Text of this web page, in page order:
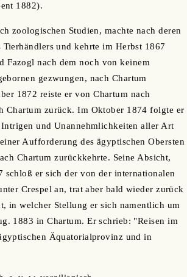
1882).
zoologischen Studien, machte nach deren
und kehrte im Herbst 1867
Fazogl nach dem noch von keinem
gezwungen, nach Chartum
1872 reiste er von Chartum nach
Chartum zurück. Im Oktober 1874 folgte er
und Unannehmlichkeiten aller Art
Aufforderung des ägyptischen Obersten
Chartum zurückkehrte. Seine Absicht,
schloß er sich der von der internationalen
Crespel an, trat aber bald wieder zurück
in welcher Stellung er sich namentlich um
1883 in Chartum. Er schrieb: "Reisen im
Äquatorialprovinz und in